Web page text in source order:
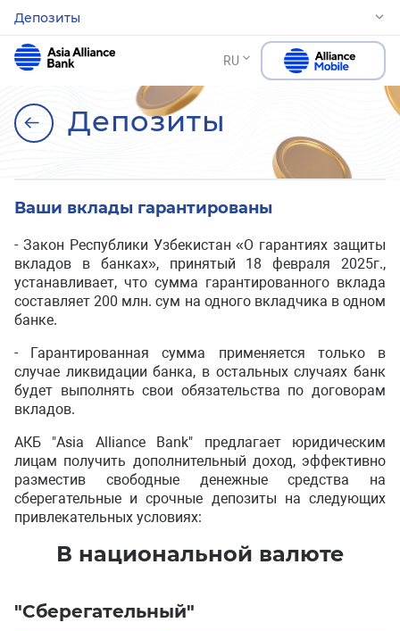
Депозиты
RU
Депозиты
Ваши вклады гарантированы
- Закон Республики Узбекистан «О гарантиях защиты
вкладов в банках», принятый 18 февраля 2025г.,
устанавливает, что сумма гарантированного вклада
составляет 200 млн. сум на одного вкладчика в одном
банке.
- Гарантированная сумма применяется только в
случае ликвидации банка, в остальных случаях банк
будет выполнять свои обязательства по договорам
вкладов.
АКБ "Asia Alliance Bank" предлагает юридическим
лицам получить дополнительный доход, эффективно
разместив свободные денежные средства на
сберегательные и срочные депозиты на следующих
привлекательных условиях:
В национальной валюте
"Сберегательный"